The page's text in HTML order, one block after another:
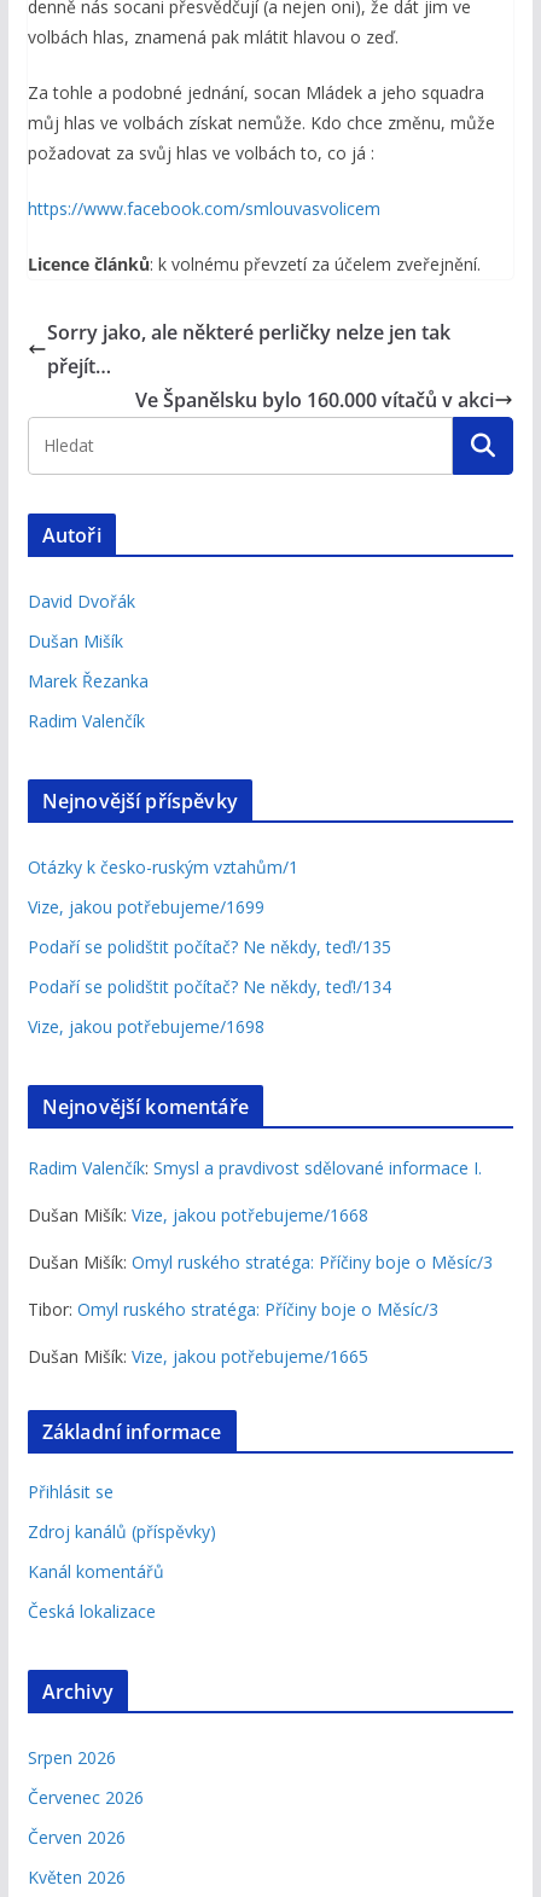
denně nás socani přesvědčují (a nejen oni), že dát jim ve
volbách hlas, znamená pak mlátit hlavou o zeď.
Za tohle a podobné jednání, socan Mládek a jeho squadra
můj hlas ve volbách získat nemůže. Kdo chce změnu, může
požadovat za svůj hlas ve volbách to, co já :
https://www.facebook.com/smlouvasvolicem
Licence článků: k volnému převzetí za účelem zveřejnění.
Sorry jako, ale některé perličky nelze jen tak
přejít…
Ve Španělsku bylo 160.000 vítačů v akci
Autoři
David Dvořák
Dušan Mišík
Marek Řezanka
Radim Valenčík
Nejnovější příspěvky
Otázky k česko-ruským vztahům/1
Vize, jakou potřebujeme/1699
Podaří se polidštit počítač? Ne někdy, teď!/135
Podaří se polidštit počítač? Ne někdy, teď!/134
Vize, jakou potřebujeme/1698
Nejnovější komentáře
Radim Valenčík: Smysl a pravdivost sdělované informace I.
Dušan Mišík: Vize, jakou potřebujeme/1668
Dušan Mišík: Omyl ruského stratéga: Příčiny boje o Měsíc/3
Tibor: Omyl ruského stratéga: Příčiny boje o Měsíc/3
Dušan Mišík: Vize, jakou potřebujeme/1665
Základní informace
Přihlásit se
Zdroj kanálů (příspěvky)
Kanál komentářů
Česká lokalizace
Archivy
Srpen 2026
Červenec 2026
Červen 2026
Květen 2026